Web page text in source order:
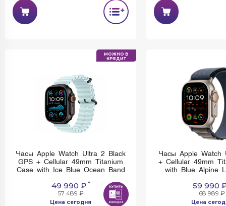
МОЖНО В
КРЕДИТ
Часы Apple Watch Ultra 2 Black
GPS + Cellular 49mm Titanium
Case with Ice Blue Ocean Band
49 990 ₽*
57 489 ₽
Цена сегодня
Часы Apple Watch
+ Cellular 49mm
with Blue Alpine
59 990
68 989 ₽
Цена